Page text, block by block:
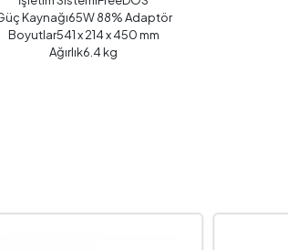
Kaynağı65W 88% Adaptör
Boyutlar541 x 214 x 450 mm
Ağırlık6.4 kg